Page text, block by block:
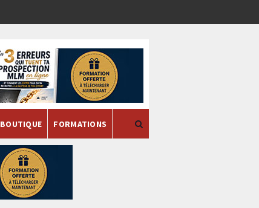
BOUTIQUE FORMATIONS